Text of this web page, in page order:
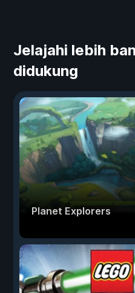
Jelajahi lebih
didukung
Planet Explorers